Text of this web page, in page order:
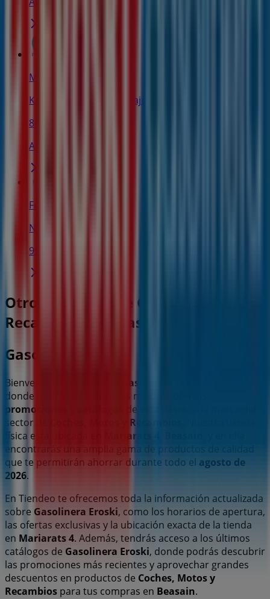
Movistar
Kale Nagusia Kalea, 3 bajo, Beasain
86 m
Abierto
Ferbric
NAGUSIA, 4, Beasain
95 m
Otros negocios de Coches, Motos y
Recambios en Beasain
Gasolinera Eroski
Bienvenido a la tienda de Gasolinera Eroski
donde podrás descubrir las mejores
promociones
de esta destacada marca del
sector de
Coches, Motos y Recambios
física está ubicada en
Mariarats 4
encontrarás una amplia gama de productos de calidad
que te permitirán ahorrar durante todo el agosto de
2026.
En Tiendeo te ofrecemos toda la información actualizada
sobre Gasolinera Eroski, como los horarios de apertura,
las ofertas exclusivas y la ubicación exacta de la tienda
en Mariarats 4. Además, tendrás acceso a los últimos
catálogos de Gasolinera Eroski, donde podrás descubrir
las promociones más recientes y aprovechar grandes
descuentos en productos de Coches, Motos y
Recambios para tus compras en Beasain.